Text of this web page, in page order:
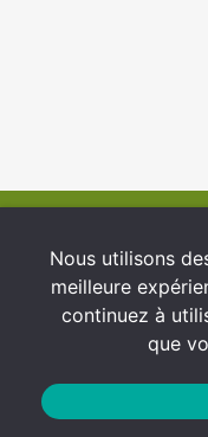
Nous utilisons
meilleure
continuez à
que